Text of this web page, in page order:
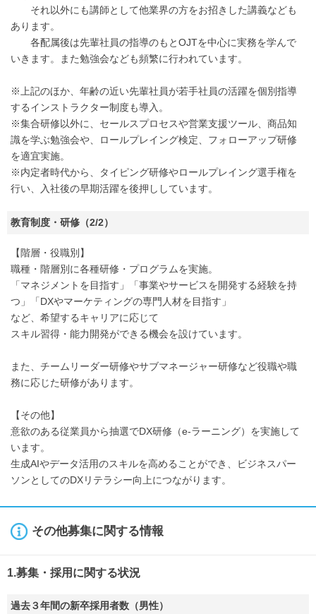
それ以外にも講師として他業界の方をお招きした講義なども
あります。
各配属後は先輩社員の指導のもとOJTを中心に実務を学んで
いきます。また勉強会なども頻繁に行われています。
※上記のほか、年齢の近い先輩社員が若手社員の活躍を個別指導
するインストラクター制度も導入。
※集合研修以外に、セールスプロセスや営業支援ツール、商品知
識を学ぶ勉強会や、ロールプレイング検定、フォローアップ研修
を適宜実施。
※内定者時代から、タイピング研修やロールプレイング選手権を
行い、入社後の早期活躍を後押ししています。
教育制度・研修（2/2）
【階層・役職別】
職種・階層別に各種研修・プログラムを実施。
「マネジメントを目指す」「事業やサービスを開発する経験を持
つ」「DXやマーケティングの専門人材を目指す」
など、希望するキャリアに応じて
スキル習得・能力開発ができる機会を設けています。
また、チームリーダー研修やサブマネージャー研修など役職や職
務に応じた研修があります。
【その他】
意欲のある従業員から抽選でDX研修（e-ラーニング）を実施して
います。
生成AIやデータ活用のスキルを高めることができ、ビジネスパー
ソンとしてのDXリテラシー向上につながります。
その他募集に関する情報
1.募集・採用に関する状況
過去３年間の新卒採用者数（男性）